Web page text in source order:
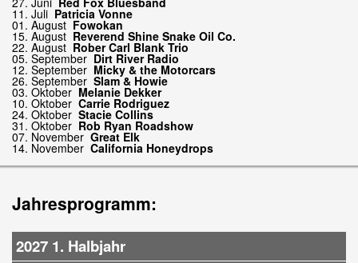
11. Juli Patricia Vonne
01. August Fowokan
15. August Reverend Shine Snake Oil Co.
22. August Rober Carl Blank Trio
05. September Dirt River Radio
12. September Micky & the Motorcars
26. September Slam & Howie
03. Oktober Melanie Dekker
10. Oktober Carrie Rodriguez
24. Oktober Stacie Collins
31. Oktober Rob Ryan Roadshow
07. November Great Elk
14. November California Honeydrops
Jahresprogramm:
2027 1. Halbjahr